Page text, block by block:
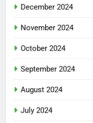
December 2024
November 2024
October 2024
September 2024
August 2024
July 2024